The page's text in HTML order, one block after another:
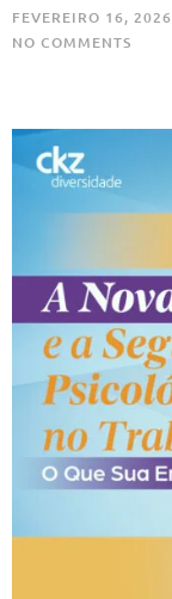
FEVEREIRO 16, 2026
NO COMMENTS